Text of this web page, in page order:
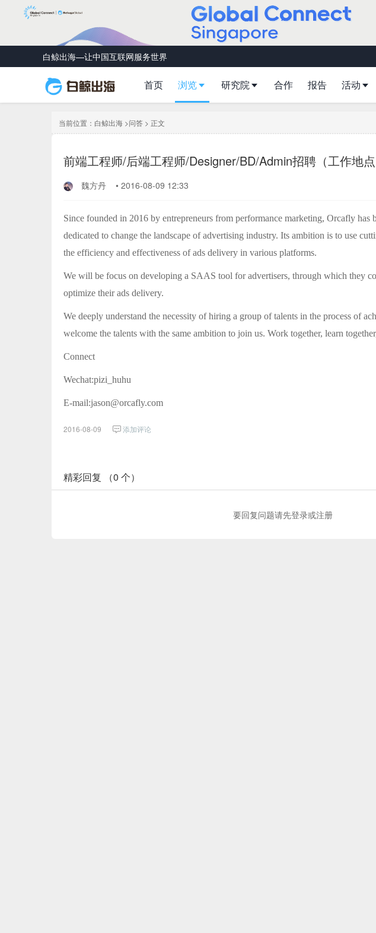
白鲸出海—让中国互联网服务世界
首页 浏览 研究院 合作 报告 活动
当前位置： 白鲸出海 >问答 > 正文
前端工程师/后端工程师/Designer/BD/Admin招聘（工作地点
魏方丹 • 2016-08-09 12:33
Since founded in 2016 by entrepreneurs from performance marketing, Orcafly has
dedicated to change the landscape of advertising industry. Its ambition is to use
the efficiency and effectiveness of ads delivery in various platforms.
We will be focus on developing a SAAS tool for advertisers, through which they
optimize their ads delivery.
We deeply understand the necessity of hiring a group of talents in the process of
welcome the talents with the same ambition to join us. Work together, learn
Connect
Wechat:pizi_huhu
E-mail:jason@orcafly.com
2016-08-09 添加评论
精彩回复 （0 个）
要回复问题请先登录或注册